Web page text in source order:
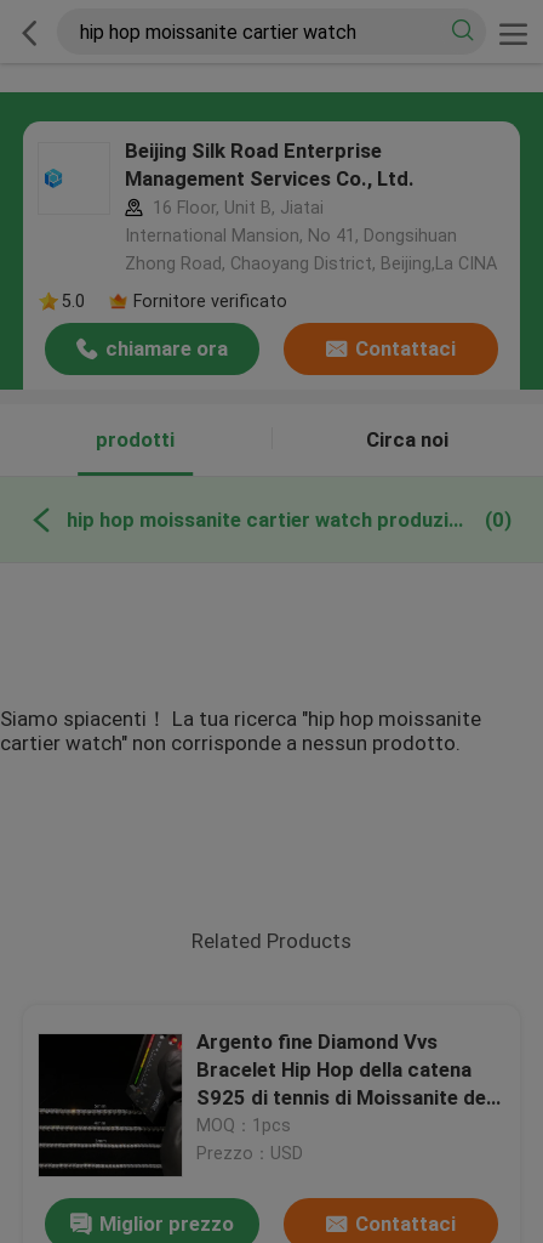
Beijing Silk Road Enterprise
Management Services Co., Ltd.
16 Floor, Unit B, Jiatai
International Mansion, No 41, Dongsihuan
Zhong Road, Chaoyang District, Beijing,La CINA
5.0
Fornitore verificato
chiamare ora Contattaci
prodotti Circa noi
hip hop moissanite cartier watch produzione online (0)
Siamo spiacenti！ La tua ricerca "hip hop moissanite
cartier watch" non corrisponde a nessun prodotto.
Related Products
Argento fine Diamond Vvs
Bracelet Hip Hop della catena
S925 di tennis di Moissanite dei
gioielli
MOQ：1pcs
Prezzo：USD
Miglior prezzo Contattaci